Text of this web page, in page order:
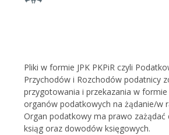
Pliki w formie JPK PKPiR czyli
Przychodów i Rozchodów podatnicy
przygotowania i przekazania w
organów podatkowych na żądanie/w
Organ podatkowy ma prawo zażądać
ksiąg oraz dowodów księgowych.